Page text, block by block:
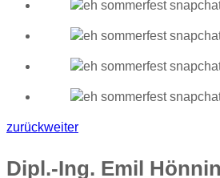
zurückweiter
Dipl.-Ing. Emil